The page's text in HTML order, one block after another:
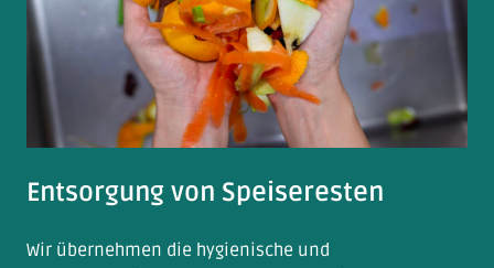
Anfrage stellen
Entsorgung von Speiseresten
Wir übernehmen die hygienische und